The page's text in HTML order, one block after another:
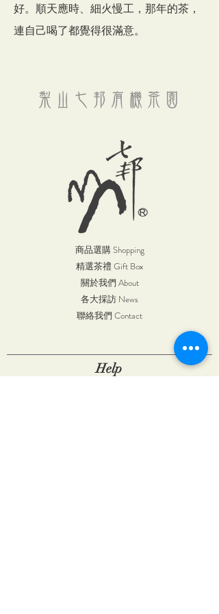
好。順天應時、細火慢工，那年的茶，
連自己喝了都覺得很滿意。
商品選購 Shopping
精選茶禮 Gift Box
關於我們 About
各大採訪 News
聯絡我們 Contact
Help